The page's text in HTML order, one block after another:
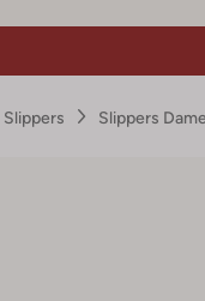
Slippers Slippers